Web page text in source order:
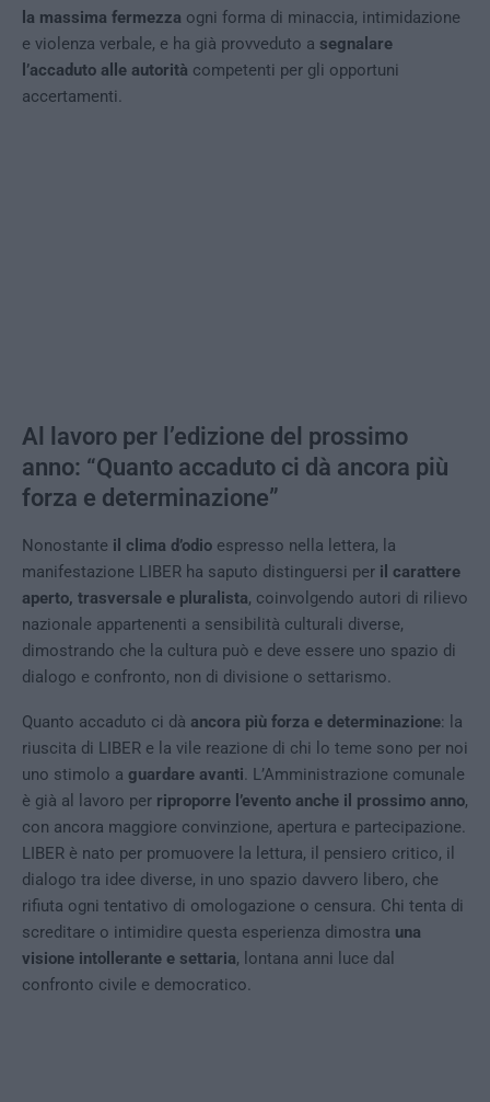
la massima fermezza ogni forma di minaccia, intimidazione
e violenza verbale, e ha già provveduto a segnalare
l’accaduto alle autorità competenti per gli opportuni
accertamenti.
Al lavoro per l’edizione del prossimo
anno: “Quanto accaduto ci dà ancora più
forza e determinazione”
Nonostante il clima d’odio espresso nella lettera, la
manifestazione LIBER ha saputo distinguersi per il carattere
aperto, trasversale e pluralista, coinvolgendo autori di rilievo
nazionale appartenenti a sensibilità culturali diverse,
dimostrando che la cultura può e deve essere uno spazio di
dialogo e confronto, non di divisione o settarismo.
Quanto accaduto ci dà ancora più forza e determinazione: la
riuscita di LIBER e la vile reazione di chi lo teme sono per noi
uno stimolo a guardare avanti. L’Amministrazione comunale
è già al lavoro per riproporre l’evento anche il prossimo anno,
con ancora maggiore convinzione, apertura e partecipazione.
LIBER è nato per promuovere la lettura, il pensiero critico, il
dialogo tra idee diverse, in uno spazio davvero libero, che
rifiuta ogni tentativo di omologazione o censura. Chi tenta di
screditare o intimidire questa esperienza dimostra una
visione intollerante e settaria, lontana anni luce dal
confronto civile e democratico.